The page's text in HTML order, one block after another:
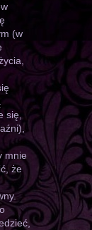
(w
się,
mnie
że